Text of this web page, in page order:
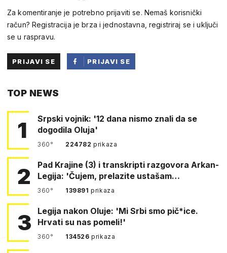
Za komentiranje je potrebno prijaviti se. Nemaš korisnički
račun? Registracija je brza i jednostavna, registriraj se i uključi
se u raspravu.
PRIJAVI SE
PRIJAVI SE
TOP NEWS
1
Srpski vojnik: '12 dana nismo znali da se
dogodila Oluja'
360° 224782prikaza
2
Pad Krajine (3) i transkripti razgovora Arkan-
Legija: 'Čujem, prelazite ustašam…
360° 139891prikaza
3
Legija nakon Oluje: 'Mi Srbi smo pič*ice.
Hrvati su nas pomeli!'
360° 134526prikaza